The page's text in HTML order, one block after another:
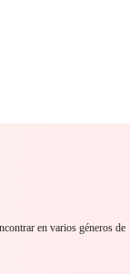
en varios géneros de